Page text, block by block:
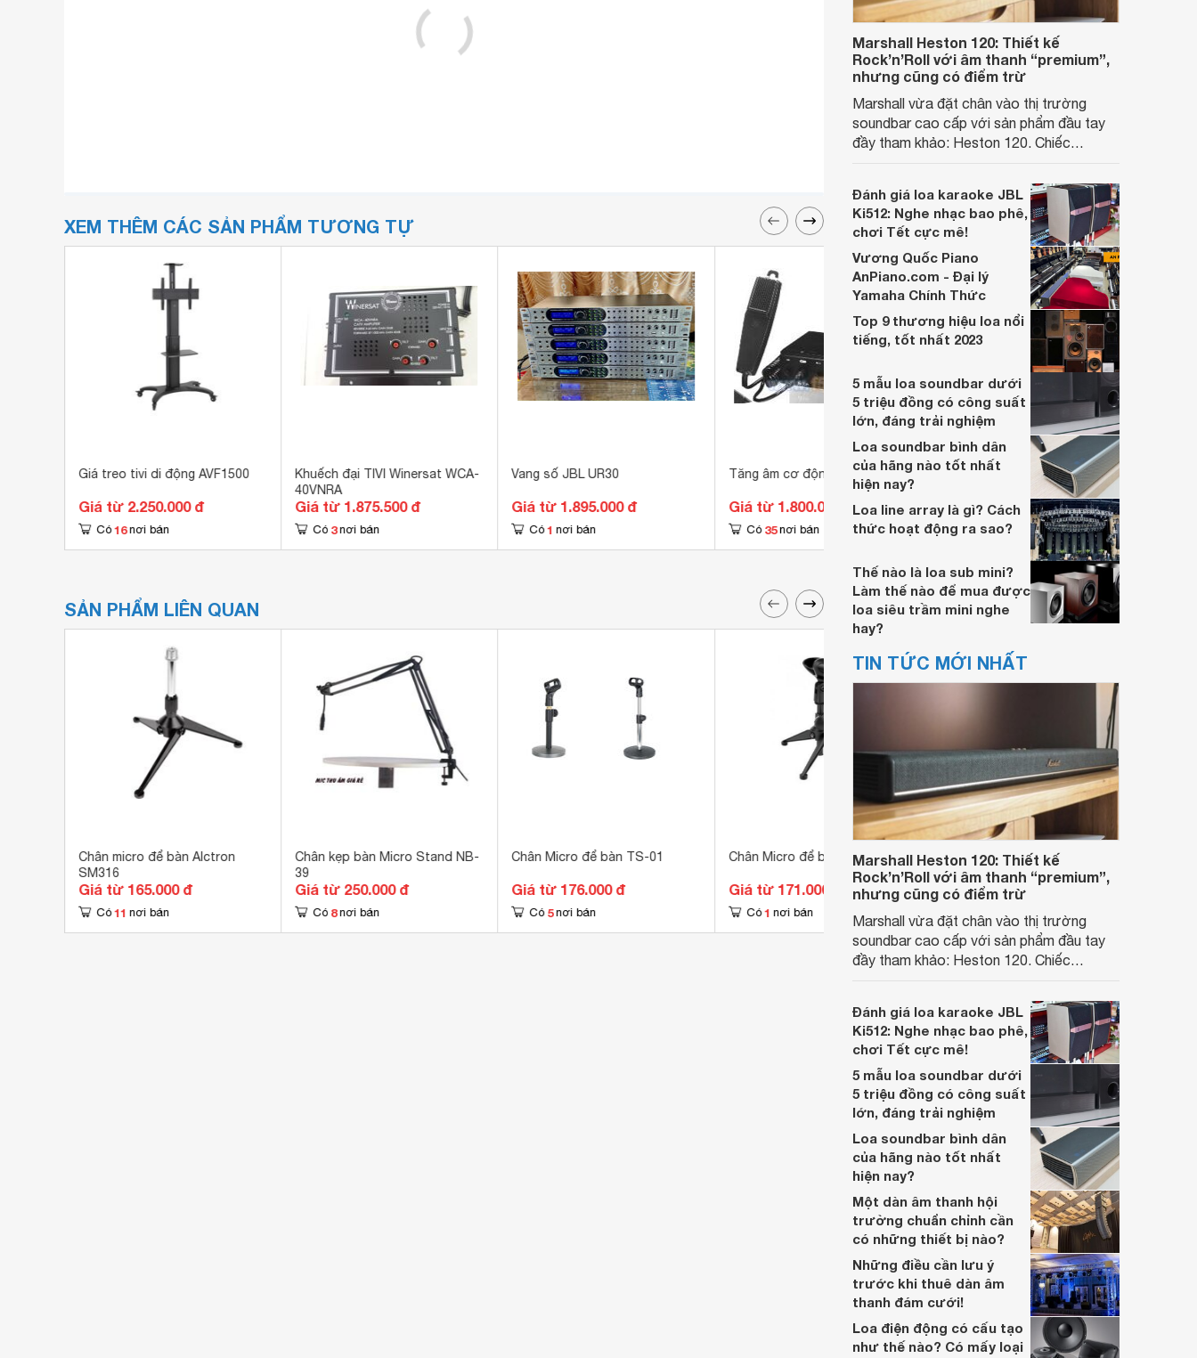
XEM THÊM CÁC SẢN PHẨM TƯƠNG TỰ
Giá treo tivi di động AVF1500
Giá từ 2.250.000 đ
Có 16 nơi bán
Khuếch đại TIVI Winersat WCA-
40VNRA
Giá từ 1.875.500 đ
Có 3 nơi bán
Vang số JBL UR30
Giá từ 1.895.000 đ
Có 1 nơi bán
Tăng âm cơ động Toa CA-160
Giá từ 1.800.000 đ
Có 35 nơi bán
Crossover DBX 166XL
Giá từ 1.900.000 đ
Có 3 nơi bán
SẢN PHẨM LIÊN QUAN
Chân micro để bàn Alctron
SM316
Giá từ 165.000 đ
Có 11 nơi bán
Chân kẹp bàn Micro Stand NB-
39
Giá từ 250.000 đ
Có 8 nơi bán
Chân Micro để bàn TS-01
Giá từ 176.000 đ
Có 5 nơi bán
Chân Micro để bàn TS-07
Giá từ 171.000 đ
Có 1 nơi bán
Chân micro để bàn Soundking
DD032B
Giá từ 242.000 đ
Có 6 nơi bán
Marshall Heston 120: Thiết kế
Rock’n’Roll với âm thanh “premium”,
nhưng cũng có điểm trừ
Marshall vừa đặt chân vào thị trường
soundbar cao cấp với sản phẩm đầu tay
đầy tham khảo: Heston 120. Chiếc
lớn, kết nối đa dạng, mà còn ghi điểm nhờ
“chất Marshall” cùng cấu trúc âm thanh
5.1.2 đầy hứa hẹn.
Đánh giá loa karaoke JBL
Ki512: Nghe nhạc bao phê,
chơi Tết cực mê!
Vương Quốc Piano
AnPiano.com - Đại lý
Yamaha Chính Thức
Top 9 thương hiệu loa nổi
tiếng, tốt nhất 2023
5 mẫu loa soundbar dưới
5 triệu đồng có công suất
lớn, đáng trải nghiệm
Loa soundbar bình dân
của hãng nào tốt nhất
hiện nay?
Loa line array là gì? Cách
thức hoạt động ra sao?
Thế nào là loa sub mini?
Làm thế nào để mua được
loa siêu trầm mini nghe
hay?
TIN TỨC MỚI NHẤT
Marshall Heston 120: Thiết kế
Rock’n’Roll với âm thanh “premium”,
nhưng cũng có điểm trừ
Marshall vừa đặt chân vào thị trường
soundbar cao cấp với sản phẩm đầu tay
đầy tham khảo: Heston 120. Chiếc
lớn, kết nối đa dạng, mà còn ghi điểm nhờ
“chất Marshall” cùng cấu trúc âm thanh
5.1.2 đầy hứa hẹn.
Đánh giá loa karaoke JBL
Ki512: Nghe nhạc bao phê,
chơi Tết cực mê!
5 mẫu loa soundbar dưới
5 triệu đồng có công suất
lớn, đáng trải nghiệm
Loa soundbar bình dân
của hãng nào tốt nhất
hiện nay?
Một dàn âm thanh hội
trường chuẩn chỉnh cần
có những thiết bị nào?
Những điều cần lưu ý
trước khi thuê dàn âm
thanh đám cưới!
Loa điện động có cấu tạo
như thế nào? Có mấy loại